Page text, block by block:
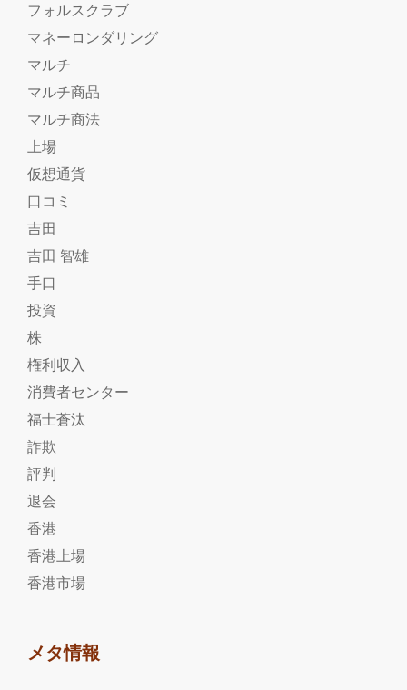
フォルスクラブ
マネーロンダリング
マルチ
マルチ商品
マルチ商法
上場
仮想通貨
口コミ
吉田
吉田 智雄
手口
投資
株
権利収入
消費者センター
福士蒼汰
詐欺
評判
退会
香港
香港上場
香港市場
メタ情報